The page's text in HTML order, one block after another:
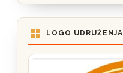
LOGO UDRUŽENJA